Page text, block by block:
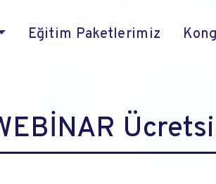
Eğitim Paketlerimiz